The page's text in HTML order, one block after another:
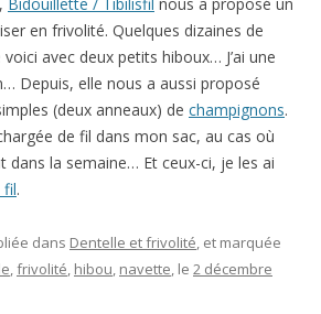
en frivolité. Quelques dizaines de
avec deux petits hiboux… J’ai une
Depuis, elle nous a aussi proposé
(deux anneaux) de champignons.
de fil dans mon sac, au cas où
dans la semaine… Et ceux-ci, je les ai
fil.
dans Dentelle et frivolité, et marquée
,frivolité, hibou, navette, le 2 décembre